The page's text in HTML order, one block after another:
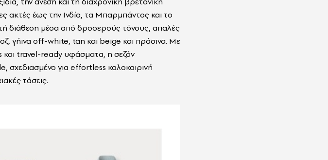
ακτές έως την Ινδία, τα Μπαρμπάντος και το
διάθεση μέσα από δροσερούς τόνους, απαλές
γήινα off-white, tan και beige και πράσινα. Με
και travel-ready υφάσματα, η σεζόν
για effortless καλοκαιρινή
τάσεις.